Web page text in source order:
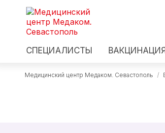
СПЕЦИАЛИСТЫ ВАКЦИНАЦИЯ
Медицинский центр Медаком. Севастополь /